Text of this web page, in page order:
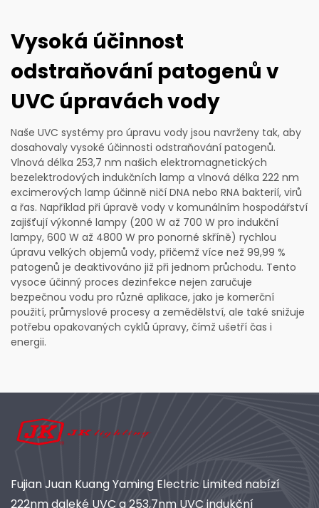
Vysoká účinnost
odstraňování patogenů v
UVC úpravách vody
Naše UVC systémy pro úpravu vody jsou navrženy tak, aby
dosahovaly vysoké účinnosti odstraňování patogenů.
Vlnová délka 253,7 nm našich elektromagnetických
bezelektrodových indukčních lamp a vlnová délka 222 nm
excimerových lamp účinně ničí DNA nebo RNA bakterií, virů
a řas. Například při úpravě vody v komunálním hospodářství
zajišťují výkonné lampy (200 W až 700 W pro indukční
lampy, 600 W až 4800 W pro ponorné skříně) rychlou
úpravu velkých objemů vody, přičemž více než 99,99 %
patogenů je deaktivováno již při jednom průchodu. Tento
vysoce účinný proces dezinfekce nejen zaručuje
bezpečnou vodu pro různé aplikace, jako je komerční
použití, průmyslové procesy a zemědělství, ale také snižuje
potřebu opakovaných cyklů úpravy, čímž ušetří čas i
energii.
Fujian Juan Kuang Yaming Electric Limited nabízí
222nm daleké UVC a 253,7nm UVC indukční